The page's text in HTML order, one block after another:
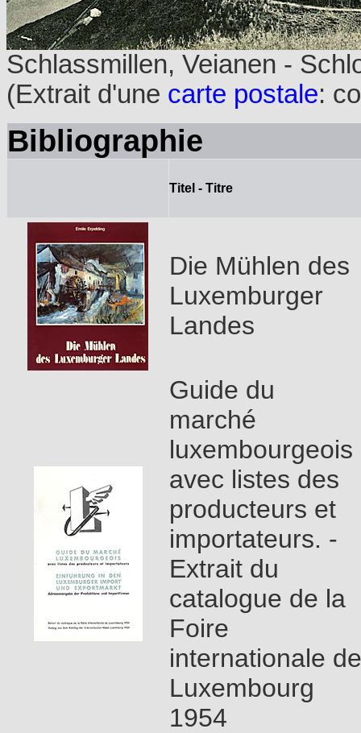
Schlassmillen, Veianen -
(Extrait d'une carte postale:
Bibliographie
Titel - Titre
Die Mühlen des
Luxemburger
Landes
Guide du
marché
luxembourgeois
avec listes des
producteurs et
importateurs. -
Extrait du
catalogue de la
Foire
internationale de
Luxembourg
1954